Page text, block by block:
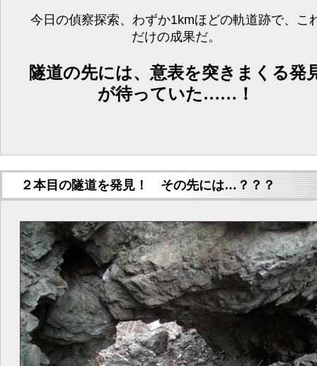
今日の偵察探索、わずか1kmほどの軌道跡で、こ
だけの成果だ。
隧道の先には、意表を突きまくる発
が待っていた……！
２本目の隧道を発見！ その先には…？？？